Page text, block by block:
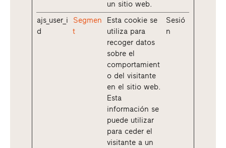
un sitio web.
ajs_user_i
d
Segmen
t
Esta cookie se
utiliza para
recoger datos
sobre el
comportamient
o del visitante
en el sitio web.
Esta
información se
puede utilizar
para ceder el
visitante a un
Sesió
n